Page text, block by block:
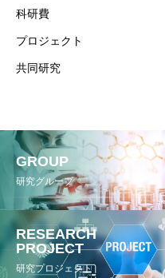
科研費
プロジェクト
共同研究
GROUP
研究グループ
RESEARCH
PROJECT
研究プロジェクト